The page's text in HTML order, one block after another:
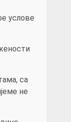
услове
са
не